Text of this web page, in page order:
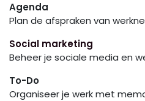
Agenda
Plan de afspraken van
Social marketing
Beheer je sociale media en
To-Do
Organiseer je werk met